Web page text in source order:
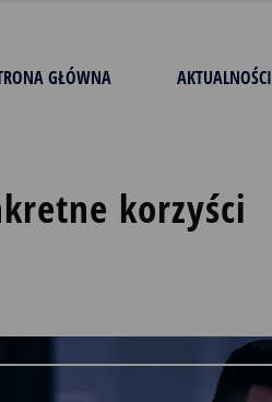
GŁÓWNA AKTUALNOŚCI
korzyści